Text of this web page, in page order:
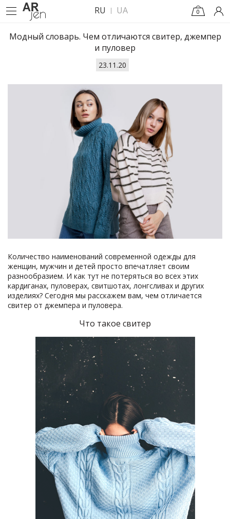
RU UA 0
Модный словарь. Чем отличаются свитер, джемпер
и пуловер
23.11.20
Количество наименований современной одежды для
женщин, мужчин и детей просто впечатляет своим
разнообразием. И как тут не потеряться во всех этих
кардиганах, пуловерах, свитшотах, лонгсливах и других
изделиях? Сегодня мы расскажем вам, чем отличается
свитер от джемпера и пуловера.
Что такое свитер